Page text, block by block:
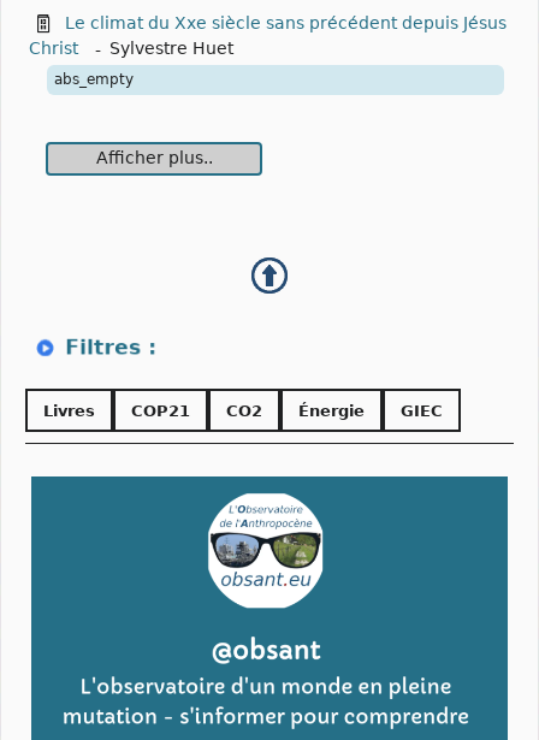
Le climat du Xxe siècle sans précédent depuis Jésus
Christ
- Sylvestre Huet
abs_empty
Afficher plus..
Livres COP21 CO2 Énergie GIEC